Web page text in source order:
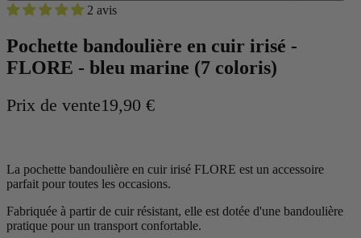
2 avis
Pochette bandoulière en cuir irisé -
FLORE - bleu marine (7 coloris)
Prix de vente19,90 €
La pochette bandoulière en cuir irisé FLORE est un accessoire
parfait pour toutes les occasions.
Fabriquée à partir de cuir résistant, elle est dotée d'une bandoulière
pratique pour un transport confortable.